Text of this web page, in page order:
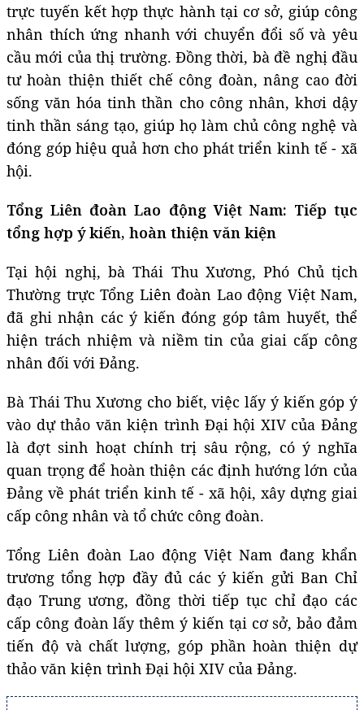
trực tuyến kết hợp thực hành tại cơ sở, giúp công
nhân thích ứng nhanh với chuyển đổi số và yêu
cầu mới của thị trường. Đồng thời, bà đề nghị đầu
tư hoàn thiện thiết chế công đoàn, nâng cao đời
sống văn hóa tinh thần cho công nhân, khơi dậy
tinh thần sáng tạo, giúp họ làm chủ công nghệ và
đóng góp hiệu quả hơn cho phát triển kinh tế - xã
hội.
Tổng Liên đoàn Lao động Việt Nam: Tiếp tục
tổng hợp ý kiến, hoàn thiện văn kiện
Tại hội nghị, bà Thái Thu Xương, Phó Chủ tịch
Thường trực Tổng Liên đoàn Lao động Việt Nam,
đã ghi nhận các ý kiến đóng góp tâm huyết, thể
hiện trách nhiệm và niềm tin của giai cấp công
nhân đối với Đảng.
Bà Thái Thu Xương cho biết, việc lấy ý kiến góp ý
vào dự thảo văn kiện trình Đại hội XIV của Đảng
là đợt sinh hoạt chính trị sâu rộng, có ý nghĩa
quan trọng để hoàn thiện các định hướng lớn của
Đảng về phát triển kinh tế - xã hội, xây dựng giai
cấp công nhân và tổ chức công đoàn.
Tổng Liên đoàn Lao động Việt Nam đang khẩn
trương tổng hợp đầy đủ các ý kiến gửi Ban Chỉ
đạo Trung ương, đồng thời tiếp tục chỉ đạo các
cấp công đoàn lấy thêm ý kiến tại cơ sở, bảo đảm
tiến độ và chất lượng, góp phần hoàn thiện dự
thảo văn kiện trình Đại hội XIV của Đảng.